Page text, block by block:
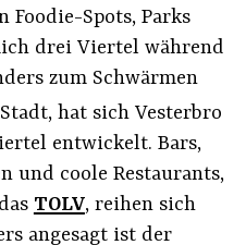
Foodie-Spots, Parks
drei Viertel während
zum Schwärmen
hat sich Vesterbro
entwickelt. Bars,
und coole Restaurants,
TOLV, reihen sich
angesagt ist der